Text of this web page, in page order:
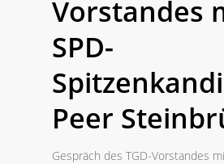
Vorstandes
SPD-
Peer
Gespräch des TGD-Vorstandes